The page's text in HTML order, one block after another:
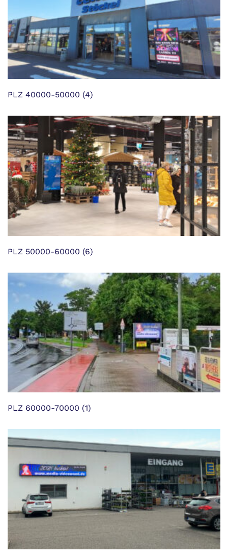
PLZ 40000-50000 (4)
PLZ 50000-60000 (6)
PLZ 60000-70000 (1)